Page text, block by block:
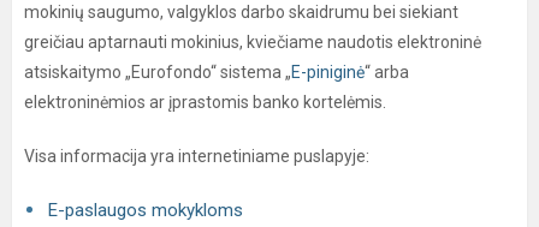
mokinių saugumo, valgyklos darbo skaidrumu bei siekiant
greičiau aptarnauti mokinius, kviečiame naudotis elektroninė
atsiskaitymo „Eurofondo“ sistema „E-piniginė“ arba
elektroninėmios ar įprastomis banko kortelėmis.
Visa informacija yra internetiniame puslapyje:
E-paslaugos mokykloms